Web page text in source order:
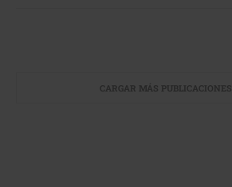
CARGAR MÁS PUBLICACIONES